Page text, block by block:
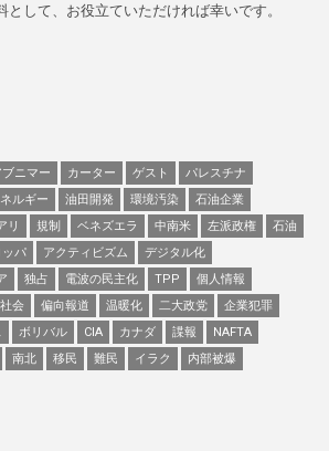
として、お役立ていただければ幸いです。
ニマー カーター ゲスト
パレスチナ
ルギー 油田開発 環境汚染
石油企業
リ 規制 ベネズエラ 中南米 左派政権
石油
ッパ アクティビズム
デジタル化
独占 電波の民主化 TPP
個人情報
会 偏向報道 温暖化 二大政党
企業犯罪
ボリバル CIA カナダ 諜報
NAFTA
南北 移民 難民 イラク 内部被爆